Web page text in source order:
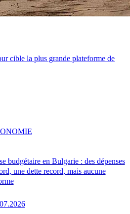
cible la plus grande plateforme de
budgétaire en Bulgarie : des dépenses
une dette record, mais aucune